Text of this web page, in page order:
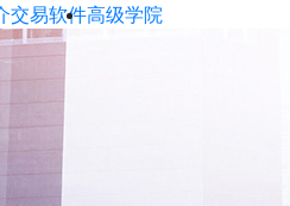
交易软件高级学院